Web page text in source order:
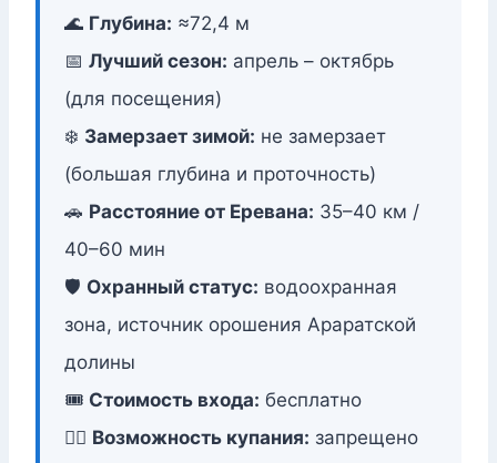
🌊 Глубина: ≈72,4 м
📅 Лучший сезон: апрель – октябрь
(для посещения)
❄️ Замерзает зимой: не замерзает
(большая глубина и проточность)
🚗 Расстояние от Еревана: 35–40 км /
40–60 мин
🛡️ Охранный статус: водоохранная
зона, источник орошения Араратской
долины
🎟️ Стоимость входа: бесплатно
🏊‍♂️ Возможность купания: запрещено